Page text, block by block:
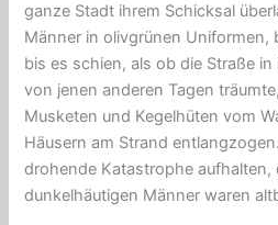
ganze Stadt ihrem Schicksal
Männer in olivgrünen Uniformen,
bis es schien, als ob die Straße
von jenen anderen Tagen
Musketen und Kegelhüten vom
Häusern am Strand
drohende Katastrophe aufhalten,
dunkelhäutigen Männer waren